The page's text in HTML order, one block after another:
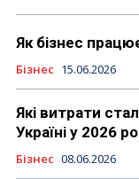
Як бізнес
Бізнес 15.06.2026
Які витрати
Україні у 2026
Бізнес 08.06.2026